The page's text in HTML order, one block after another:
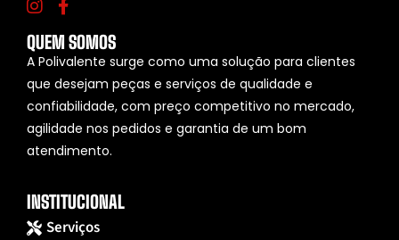
QUEM SOMOS
A Polivalente surge como uma solução para clientes
que desejam peças e serviços de qualidade e
confiabilidade, com preço competitivo no mercado,
agilidade nos pedidos e garantia de um bom
atendimento.
INSTITUCIONAL
Serviços